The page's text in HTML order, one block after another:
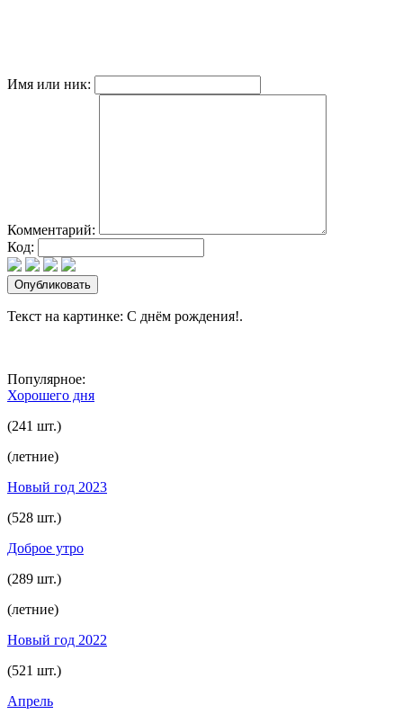
Имя или ник:
Комментарий:
Код:
Текст на картинке: С днём рождения!.
Популярное:
Хорошего дня
(241 шт.)
(летние)
Новый год 2023
(528 шт.)
Доброе утро
(289 шт.)
(летние)
Новый год 2022
(521 шт.)
Апрель